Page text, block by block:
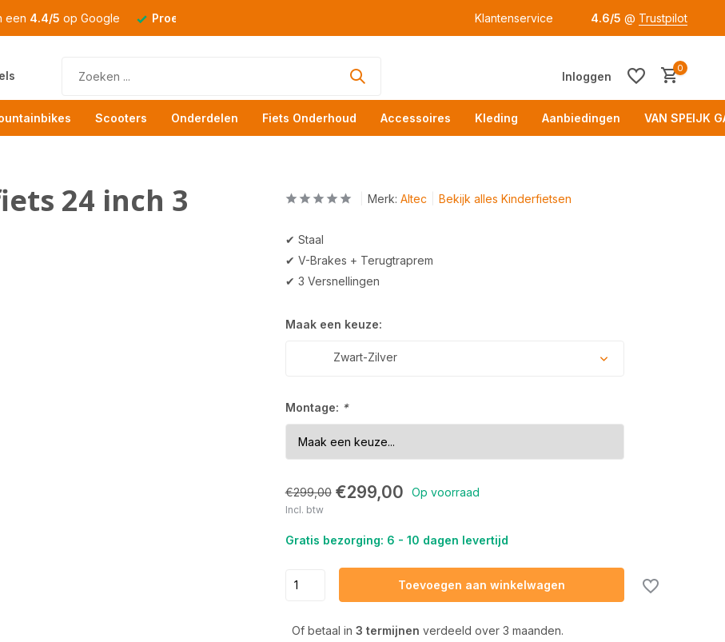
een 4.4/5 op Google Proefrit Klantenservice 4.6/5 @ Trustpilot
Inloggen
0
Scooters Onderdelen Fiets Onderhoud Accessoires Kleding Aanbiedingen VAN SPEIJK
24 inch 3
Merk: Altec Bekijk alles Kinderfietsen
✔ Staal
✔ V-Brakes + Terugtraprem
✔ 3 Versnellingen
Maak een keuze:
Zwart-Zilver
Montage: *
€299,00 €299,00 Op voorraad
Incl. btw
Gratis bezorging: 6 - 10 dagen levertijd
Toevoegen aan winkelwagen
Of betaal in 3 termijnen verdeeld over 3 maanden.